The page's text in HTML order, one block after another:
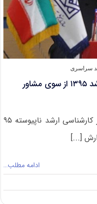
سراسری
اعلام زمان انتشار نتایج کارشناسی ارشد ۱۳۹۵ از سوی مشاور
دکتر توکلی از اعلام نتایج نهایی کنکور کارشناسی ارشد ناپیوسته ۹۵
[...]
ادامه مطلب…